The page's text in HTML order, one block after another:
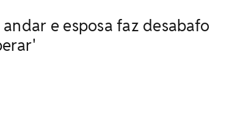
e esposa faz desabafo